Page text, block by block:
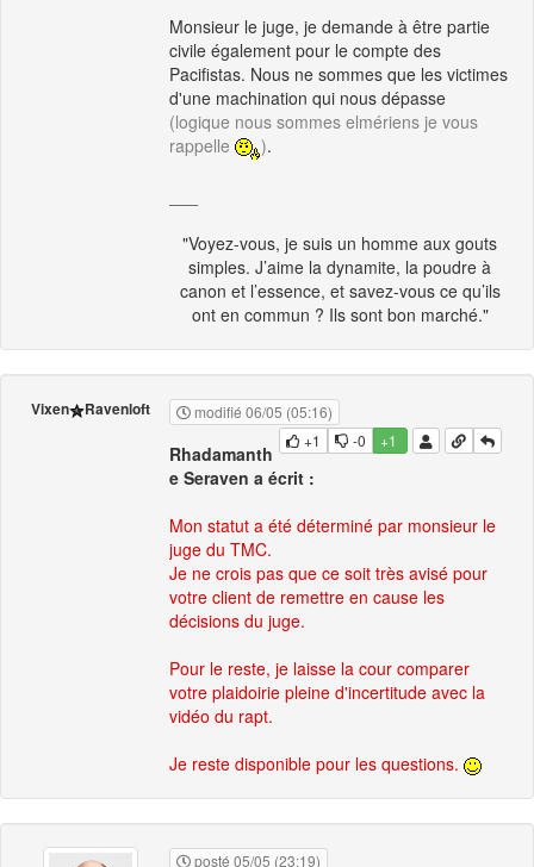
Monsieur le juge, je demande à être partie
civile également pour le compte des
Pacifistas. Nous ne sommes que les victimes
d'une machination qui nous dépasse
(logique nous sommes elmériens je vous
rappelle
).
"Voyez-vous, je suis un homme aux gouts
simples. J’aime la dynamite, la poudre à
canon et l’essence, et savez-vous ce qu’ils
ont en commun ? Ils sont bon marché."
Vixen Ravenloft
modifié 06/05 (05:16)
+1
-0 +1
Rhadamanth
e Seraven a écrit :
Mon statut a été déterminé par monsieur le
juge du TMC.
Je ne crois pas que ce soit très avisé pour
votre client de remettre en cause les
décisions du juge.
Pour le reste, je laisse la cour comparer
votre plaidoirie pleine d'incertitude avec la
vidéo du rapt.
Je reste disponible pour les questions.
posté 05/05 (23:19)